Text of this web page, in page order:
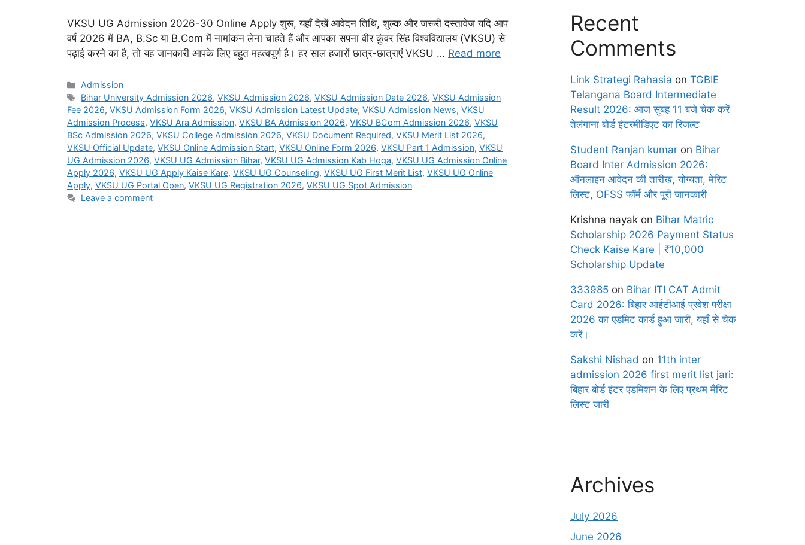
VKSU UG Admission 2026-30 Online Apply शुरू, यहाँ देखें आवेदन तिथि, शुल्क और जरूरी दस्तावेज यदि आप
वर्ष 2026 में BA, B.Sc या B.Com में नामांकन लेना चाहते हैं और आपका सपना वीर कुंवर सिंह विश्वविद्यालय (VKSU) से
पढ़ाई करने का है, तो यह जानकारी आपके लिए बहुत महत्वपूर्ण है। हर साल हजारों छात्र-छात्राएं VKSU … Read more
Categories
Admission
Tags
Bihar University Admission 2026,VKSU Admission 2026,VKSU Admission Date 2026,VKSU Admission
Fee 2026, VKSU Admission Form 2026, VKSU Admission Latest Update, VKSU Admission News, VKSU
Admission Process, VKSU Ara Admission, VKSU BA Admission 2026, VKSU BCom Admission 2026, VKSU
BSc Admission 2026, VKSU College Admission 2026, VKSU Document Required, VKSU Merit List 2026,
VKSU Official Update, VKSU Online Admission Start, VKSU Online Form 2026, VKSU Part 1 Admission, VKSU
UG Admission 2026, VKSU UG Admission Bihar, VKSU UG Admission Kab Hoga, VKSU UG Admission Online
Apply 2026, VKSU UG Apply Kaise Kare, VKSU UG Counseling, VKSU UG First Merit List, VKSU UG Online
Apply, VKSU UG Portal Open, VKSU UG Registration 2026, VKSU UG Spot Admission
Leave a comment
Recent
Comments
Link Strategi Rahasia on TGBIE
Telangana Board Intermediate
Result 2026: आज सुबह 11 बजे चेक करें
तेलंगाना बोर्ड इंटरमीडिएट का रिजल्ट
Student Ranjan kumar on Bihar
Board Inter Admission 2026:
ऑनलाइन आवेदन की तारीख, योग्यता, मेरिट
लिस्ट, OFSS फॉर्म और पूरी जानकारी
Krishna nayak on Bihar Matric
Scholarship 2026 Payment Status
Check Kaise Kare | ₹10,000
Scholarship Update
333985 on Bihar ITI CAT Admit
Card 2026: बिहार आईटीआई प्रवेश परीक्षा
2026 का एडमिट कार्ड हुआ जारी, यहाँ से चेक
करें।
Sakshi Nishad on 11th inter
admission 2026 first merit list jari:
बिहार बोर्ड इंटर एडमिशन के लिए प्रथम मैरिट
लिस्ट जारी
Archives
July 2026
June 2026